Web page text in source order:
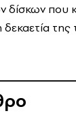
δίσκων
της